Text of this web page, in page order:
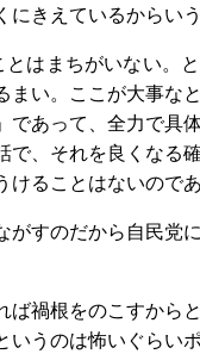
きえているからいう
はまちがいない。
い。ここが大事な
あって、全力で具
、それを良くなる
ることはないのであ
すのだから自民党
禍根をのこすから
うのは怖いぐらい